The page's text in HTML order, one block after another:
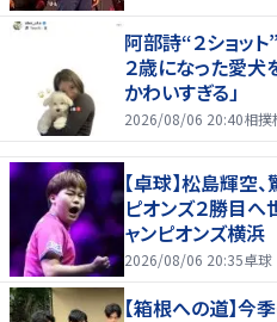
阿部詩“２ショッ
２歳になった愛犬
かわいすぎる」
2026/08/06 20:40相撲
【卓球】松島輝空
ピオンズ２勝目へ
ャンピオンズ横浜
2026/08/06 20:35卓球
【箱根への道】今